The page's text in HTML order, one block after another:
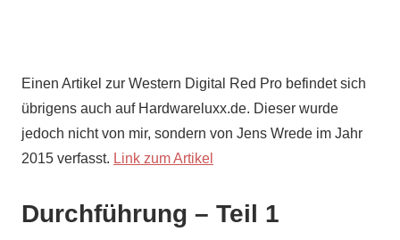
Einen Artikel zur Western Digital Red Pro befindet sich
übrigens auch auf Hardwareluxx.de. Dieser wurde
jedoch nicht von mir, sondern von Jens Wrede im Jahr
2015 verfasst. Link zum Artikel
Durchführung – Teil 1